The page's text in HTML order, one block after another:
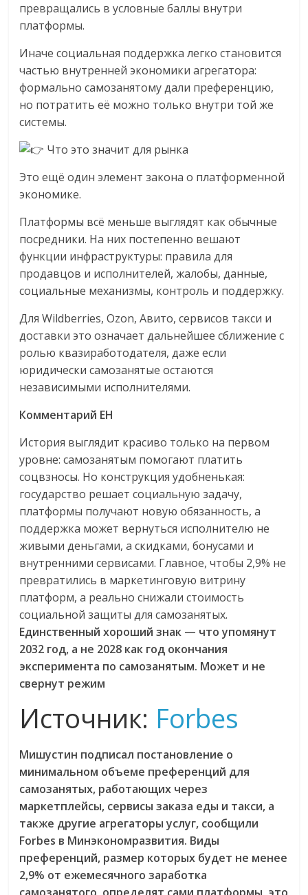
превращались в условные баллы внутри
платформы.
Иначе социальная поддержка легко становится
частью внутренней экономики агрегатора:
формально самозанятому дали преференцию,
но потратить её можно только внутри той же
системы.
Что это значит для рынка
Это ещё один элемент закона о платформенной
экономике.
Платформы всё меньше выглядят как обычные
посредники. На них постепенно вешают
функции инфраструктуры: правила для
продавцов и исполнителей, жалобы, данные,
социальные механизмы, контроль и поддержку.
Для Wildberries, Ozon, Авито, сервисов такси и
доставки это означает дальнейшее сближение с
ролью квазиработодателя, даже если
юридически самозанятые остаются
независимыми исполнителями.
Комментарий EH
История выглядит красиво только на первом
уровне: самозанятым помогают платить
соцвзносы. Но конструкция удобненькая:
государство решает социальную задачу,
платформы получают новую обязанность, а
поддержка может вернуться исполнителю не
живыми деньгами, а скидками, бонусами и
внутренними сервисами. Главное, чтобы 2,9% не
превратились в маркетинговую витрину
платформ, а реально снижали стоимость
социальной защиты для самозанятых.
Единственный хороший знак — что упомянут
2032 год, а не 2028 как год окончания
эксперимента по самозанятым. Может и не
свернут режим
Источник: Forbes
Мишустин подписал постановление о
минимальном объеме преференций для
самозанятых, работающих через
маркетплейсы, сервисы заказа еды и такси, а
также другие агрегаторы услуг, сообщили
Forbes в Минэкономразвития. Виды
преференций, размер которых будет не менее
2,9% от ежемесячного заработка